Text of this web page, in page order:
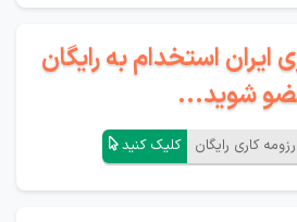
ایران استخدام به رایگان
شوید...
کاری رایگان کلیک کنید